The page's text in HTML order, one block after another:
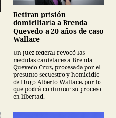
Retiran prisión
domiciliaria a Brenda
Quevedo a 20 años de caso
Wallace
Un juez federal revocó las
medidas cautelares a Brenda
Quevedo Cruz, procesada por el
presunto secuestro y homicidio
de Hugo Alberto Wallace, por lo
que podrá continuar su proceso
en libertad.